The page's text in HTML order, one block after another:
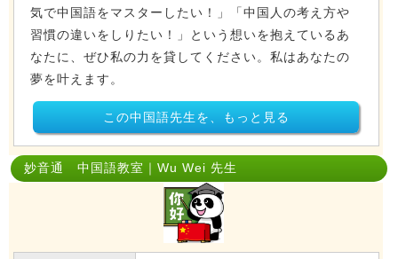
気で中国語をマスターしたい！」「中国人の考え方や
習慣の違いをしりたい！」という想いを抱えているあ
なたに、ぜひ私の力を貸してください。私はあなたの
夢を叶えます。
この中国語先生を、もっと見る
妙音通 中国語教室｜Wu Wei 先生